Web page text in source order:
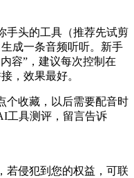
手头的工具（推荐先试剪
成一条音频听听。新手
容”，建议每次控制在
，效果最好。
个收藏，以后需要配音时
工具测评，留言告诉
若侵犯到您的权益，可联